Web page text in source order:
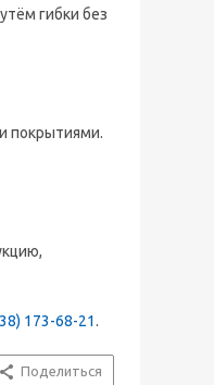
гибки без
покрытиями.
173-68-21.
Поделиться